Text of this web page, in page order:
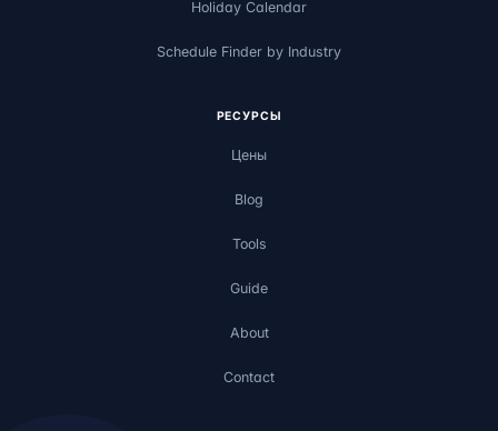
Holiday Calendar
Schedule Finder by Industry
РЕСУРСЫ
Цены
Blog
Tools
Guide
About
Contact